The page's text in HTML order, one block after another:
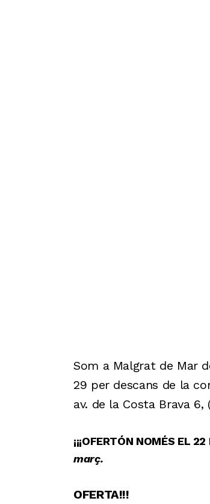
Som a Malgrat de Mar
29 per descans de la
av. de la Costa Brava
¡¡¡OFERTÓN NOMÉS EL
març.
OFERTA!!!